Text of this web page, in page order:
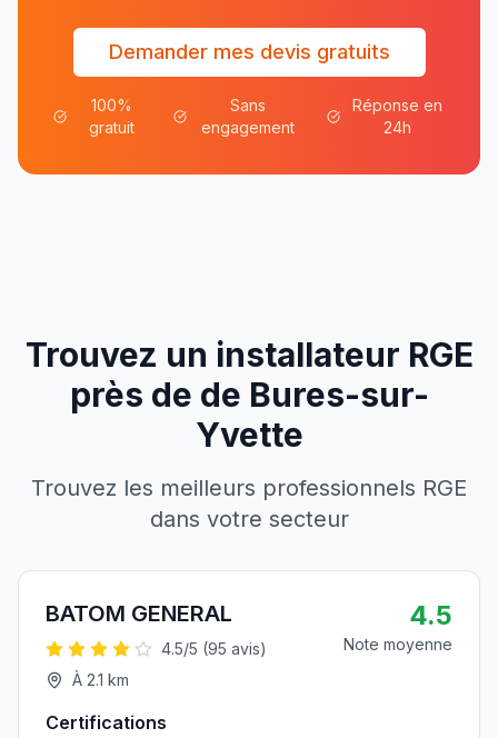
Demander mes devis gratuits
100%
gratuit
Sans
engagement
Réponse en
24h
Trouvez un installateur RGE
près de de Bures-sur-
Yvette
Trouvez les meilleurs professionnels RGE
dans votre secteur
BATOM GENERAL
4.5/5 (95 avis)
À 2.1 km
4.5
Note moyenne
Certifications